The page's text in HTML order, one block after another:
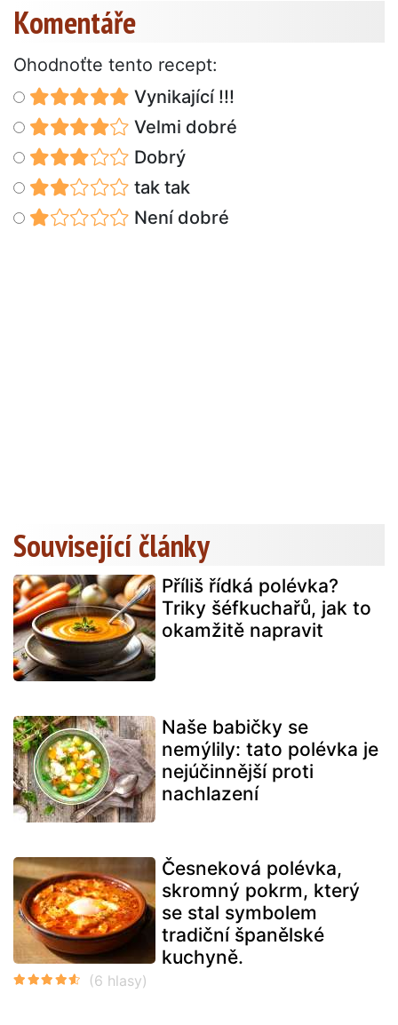
Komentáře
Ohodnoťte tento recept:
Vynikající !!!
Velmi dobré
Dobrý
tak tak
Není dobré
Související články
Příliš řídká polévka?
Triky šéfkuchařů, jak to
okamžitě napravit
Naše babičky se
nemýlily: tato polévka je
nejúčinnější proti
nachlazení
Česneková polévka,
skromný pokrm, který
se stal symbolem
tradiční španělské
kuchyně.